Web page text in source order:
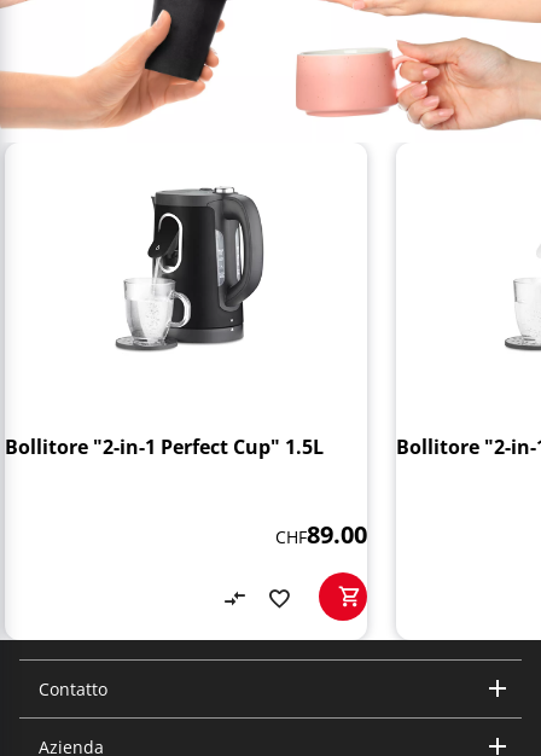
Bollitore "2-in-1 Perfect Cup" 1.5L
CHF89.00
Bollitore "2-in-
Contatto
Trisa Electronics AG
Azienda